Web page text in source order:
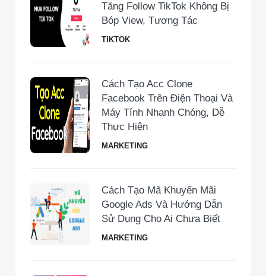
Tăng Follow TikTok Không Bị
Bóp View, Tương Tác
TIKTOK
Cách Tạo Acc Clone
Facebook Trên Điện Thoại Và
Máy Tính Nhanh Chóng, Dễ
Thực Hiện
MARKETING
Cách Tạo Mã Khuyến Mãi
Google Ads Và Hướng Dẫn
Sử Dụng Cho Ai Chưa Biết
MARKETING